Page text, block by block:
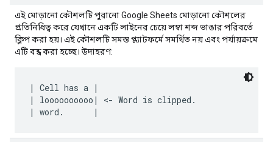
এই মোড়ানো কৌশলটি পুরানো Google Sheets মোড়ানো কৌশলের
প্রতিনিধিত্ব করে যেখানে একটি লাইনের চেয়ে লম্বা শব্দ ভাঙার পরিবর্তে
ক্লিপ করা হয়। এই কৌশলটি সমস্ত প্ল্যাটফর্মে সমর্থিত নয় এবং পর্যায়ক্রমে
এটি বন্ধ করা হচ্ছে। উদাহরণ:
| Cell has a |
| loooooooooo| <- Word is clipped.